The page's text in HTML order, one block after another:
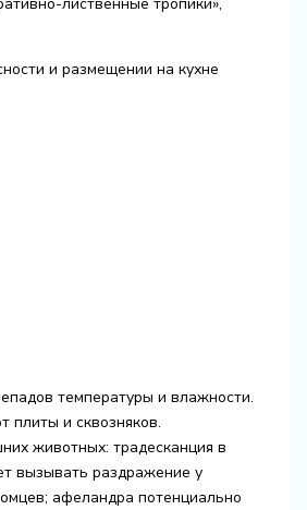
и размещении на кухне
температуры и влажности.
плиты и сквозняков.
животных: традесканция в
вызывать раздражение у
афеландра потенциально